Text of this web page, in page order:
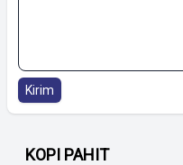
Kirim
KOPI PAHIT